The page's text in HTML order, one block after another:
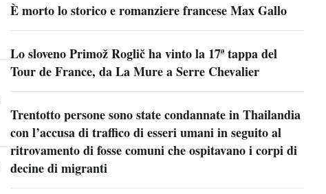
È morto lo storico e romanziere francese Max Gallo
Lo sloveno Primož Roglič ha vinto la 17ª tappa del
Tour de France, da La Mure a Serre Chevalier
Trentotto persone sono state condannate in Thailandia
con l’accusa di traffico di esseri umani in seguito al
ritrovamento di fosse comuni che ospitavano i corpi di
decine di migranti